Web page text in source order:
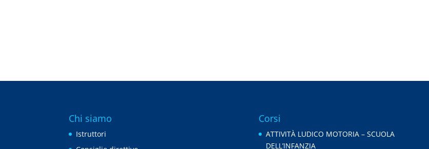
Chi siamo
Istruttori
Corsi
ATTIVITÀ LUDICO MOTORIA – SCUOLA
DELL’INFANZIA